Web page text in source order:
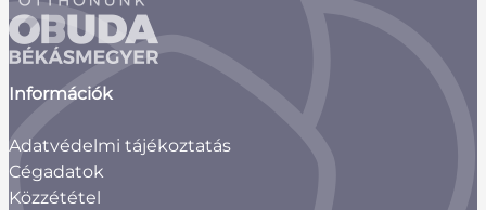
Információk
Adatvédelmi tájékoztatás
Cégadatok
Közzététel